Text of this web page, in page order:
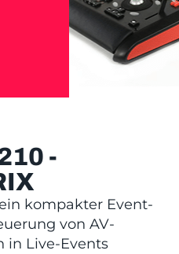
-
kompakter Event-
von AV-
in Live-Events